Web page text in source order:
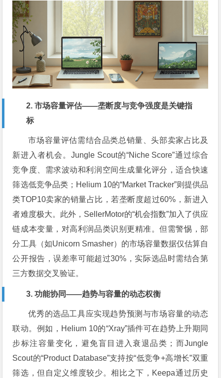
2. 市场容量评估——垄断度与竞争强度是关键指
标
市场容量评估需结合品类总销量、头部卖家占比及
新进入者机会。Jungle Scout的“Niche Score”通过综合
竞争度、需求波动和利润空间生成量化评分，适合快速
筛选低竞争品类；Helium 10的“Market Tracker”则提供品
类TOP10卖家的销量占比，若垄断度超过60%，新进入
者难度极大。此外，SellerMotor的“机会指数”加入了供应
链成本变量，对高利润品类识别更精准。但需警惕，部
分工具（如Unicorn Smasher）的市场容量数据仅估算自
公开报告，误差率可能超过30%，实际选品时需结合第
三方数据交叉验证。
3. 功能协同——趋势与容量的动态权衡
优秀的选品工具应实现趋势预测与市场容量的动态
联动。例如，Helium 10的“Xray”插件可在趋势上升期同
步标注容量变化，避免盲目进入衰退品类；而Jungle
Scout的“Product Database”支持按“低竞争+高增长”双重
筛选，但自定义维度较少。相比之下，Keepa通过历史